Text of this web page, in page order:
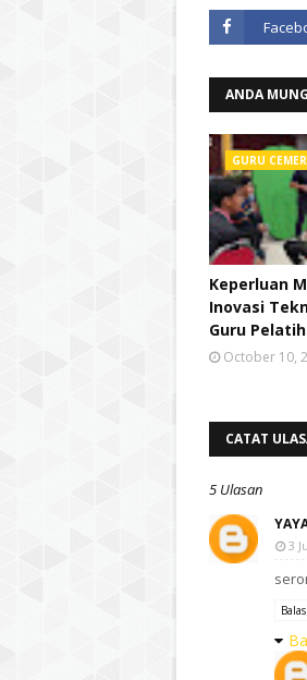
ANDA
GURU
Keperluan
Inovasi
Guru
October 10,
CATAT
5 Ulasan
3
Balas